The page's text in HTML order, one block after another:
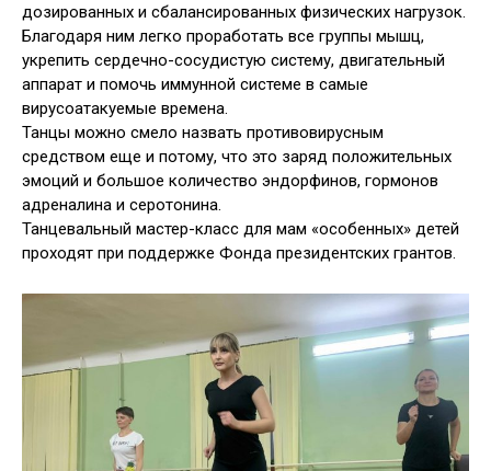
дозированных и сбалансированных физических нагрузок.
Благодаря ним легко проработать все группы мышц,
укрепить сердечно-сосудистую систему, двигательный
аппарат и помочь иммунной системе в самые
вирусоатакуемые времена.
Танцы можно смело назвать противовирусным
средством еще и потому, что это заряд положительных
эмоций и большое количество эндорфинов, гормонов
адреналина и серотонина.
Танцевальный мастер-класс для мам «особенных» детей
проходят при поддержке Фонда президентских грантов.